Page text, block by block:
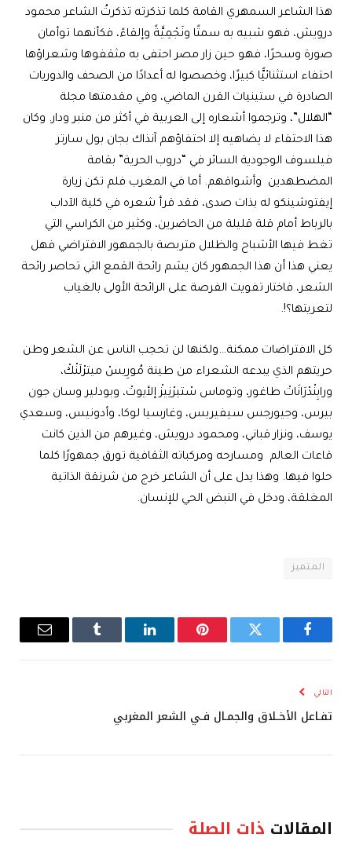
هذا الشاعر السمهري القامة كلما تذكرته تذكرتُ الشاعر محمود
درويش، فهو شبيه به سمتًا ونَجْمِيَّةً وإلقاءً، فكأنهما توأمان
صورة وسحرًا، فهو حين زار مصر احتفى به مثقفوها وشعراؤها
احتفاء استثنائيًّا كبيرًا، وخصصوا له أعدادًا من الصحف والدوريات
الصادرة في ستينيات القرن الماضي، وفي مقدمتها مجلة
“الهلال”، وترجموا أشعاره إلى العربية في أكثر من منبر ودار. وكان
هذا الاحتفاء لا يضاهيه إلا احتفاؤهم آنذاك بجان بول سارتر
فيلسوف الوجودية السائر في “دروب الحرية” بقامة
المضطهدين وأشواقهم. أما في المغرب فلم تكن زيارة
إيفتوشينكو له بذات صدى، فقد قرأ شعره في كلية الآداب
بالرباط أمام قلة قليلة من الحاضرين، وكثير من الكراسي التي
تغط فيها الأشباح والظلال متربصة بالجمهور الافتراضي فهل
يعني هذا أن هذا الجمهور كان يشم رائحة القمع التي تحاصر رائحة
الشعر، فاختار تفويت الفرصة على الرائحة الأولى بالغياب
لتعريتها؟!.
كل الافتراضات ممكنة…ولكنها لن تحجب الناس عن الشعر وطن
حريتهم الذي يبدعه الشعراء من طينة مُورِيسْ ميترْلَنْكْ،
ورابِنْدْرَانَاتْ طاغور، وتوماس سْتيرْنِيزْ إلأيوتْ، وبودلير وسان جون
بيرس، وجيورجس سيفيريس، وغارسيا لوكا، وأدونيس، وسعدي
يوسف، ونزار قباني، ومحمود درويش، وغيرهم من الذين كانت
قاعات العالم ومسارحه ومركباته الثقافية تورق جمهورًا كلما
حلوا فيها. وهذا يدل على أن الشاعر خرج من شرنقة الذاتية
المغلقة، ودخل في النبض الحي للإنسان.
المتميز
فيسبوك تويتر بينتيريستلينكدإن Tumblr
البريد
التالي
تفـاعل الأخـلاق والجمـال فـي الشعر المغربي
المقالات ذات الصلة